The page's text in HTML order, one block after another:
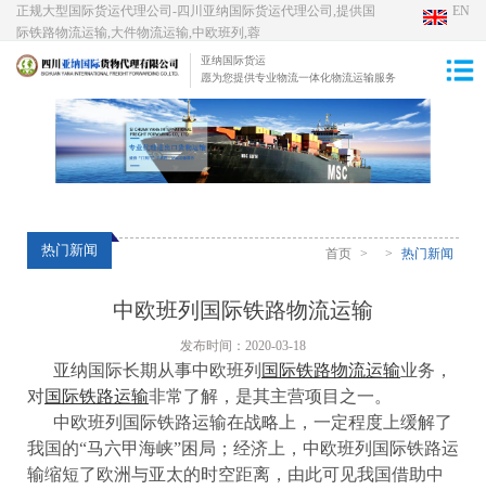
正规大型国际货运代理公司-四川亚纳国际货运代理公司,提供国
际铁路物流运输,大件物流运输,中欧班列,蓉
EN
亚纳国际货运
愿为您提供专业物流一体化物流运输服务
热门新闻 首页 > > 热门新闻
中欧班列国际铁路物流运输
发布时间： 2020-03-18
亚纳国际长期从事中欧班列 国际铁路物流运输业务，
对国际铁路运输非常了解，是其主营项目之一。
中欧班列国际铁路运输在战略上，一定程度上缓解了
我国的“马六甲海峡”困局；经济上，中欧班列国际铁路运
输缩短了欧洲与亚太的时空距离，由此可见我国借助中